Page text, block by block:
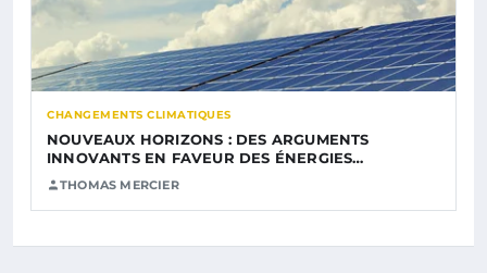
CHANGEMENTS CLIMATIQUES
NOUVEAUX HORIZONS : DES ARGUMENTS
INNOVANTS EN FAVEUR DES ÉNERGIES…
THOMAS MERCIER